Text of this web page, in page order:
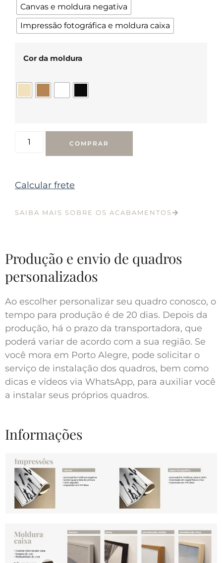
Canvas e moldura negativa
Impressão fotográfica e moldura caixa
Cor da moldura
COMPRAR
Calcular frete
SAIBA MAIS SOBRE OS ACABAMENTOS
Produção e envio de quadros
personalizados
Ao escolher personalizar seu quadro conosco, o
tempo para produção é de 20 dias. Depois da
produção, há o prazo da transportadora, que
poderá variar de acordo com a sua região. Se
você mora em Porto Alegre, pode solicitar o
serviço de instalação dos quadros, bem como
dicas e vídeos via WhatsApp, para auxiliar você
a instalar seus próprios quadros.
Informações